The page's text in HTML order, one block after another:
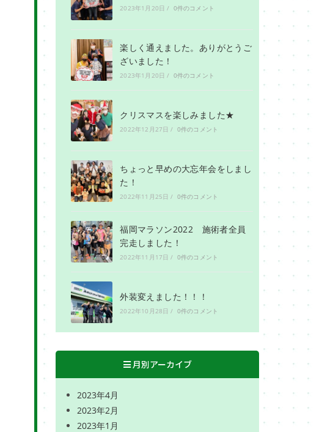
2023年1月20日 / 0件のコメント
楽しく通えました。ありがとうご
ざいました！
2023年1月20日 / 0件のコメント
クリスマスを楽しみました★
2022年12月27日 / 0件のコメント
ちょっと早めの大忘年会をしまし
た！
2022年11月25日 / 0件のコメント
福岡マラソン2022 施術者全員
完走しました！
2022年11月17日 / 0件のコメント
外装変えました！！！
2022年10月28日 / 0件のコメント
月別アーカイブ
2023年4月
2023年2月
2023年1月